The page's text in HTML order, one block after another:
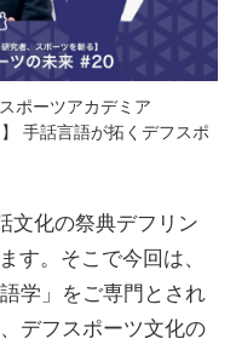
ポーツアカデミア
手話言語が拓くデフスポ
文化の祭典デフリン
す。そこで今回は、
学」をご専門とされ
デフスポーツ文化の